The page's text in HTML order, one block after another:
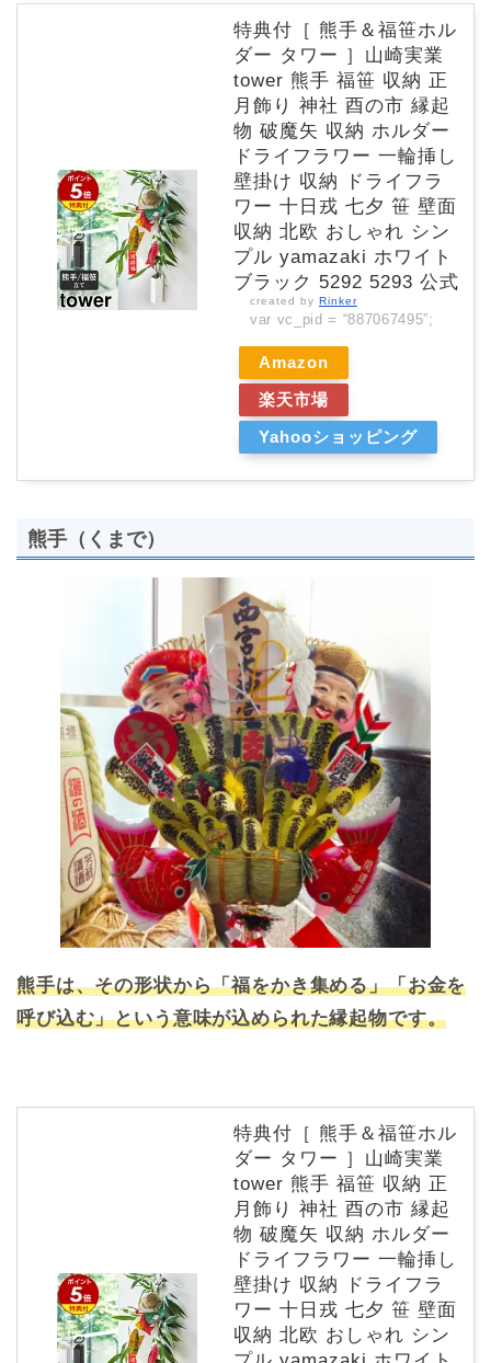
特典付［ 熊手＆福笹ホル
ダー タワー ］山崎実業
tower 熊手 福笹 収納 正
月飾り 神社 酉の市 縁起
物 破魔矢 収納 ホルダー
ドライフラワー 一輪挿し
壁掛け 収納 ドライフラ
ワー 十日戎 七夕 笹 壁面
収納 北欧 おしゃれ シン
プル yamazaki ホワイト
ブラック 5292 5293 公式
created by Rinker
var vc_pid = “887067495”;
Amazon
楽天市場
Yahooショッピング
熊手（くまで）
熊手は、その形状から「福をかき集める」「お金を
呼び込む」という意味が込められた縁起物です。
特典付［ 熊手＆福笹ホル
ダー タワー ］山崎実業
tower 熊手 福笹 収納 正
月飾り 神社 酉の市 縁起
物 破魔矢 収納 ホルダー
ドライフラワー 一輪挿し
壁掛け 収納 ドライフラ
ワー 十日戎 七夕 笹 壁面
収納 北欧 おしゃれ シン